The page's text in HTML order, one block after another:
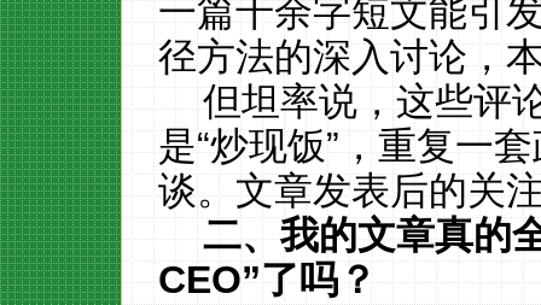
一篇千余字短文能引
径方法的深入讨论，
但坦率说，这些评
是“炒现饭”，重复一
谈。文章发表后的关
二、我的文章真的
CEO”了吗？